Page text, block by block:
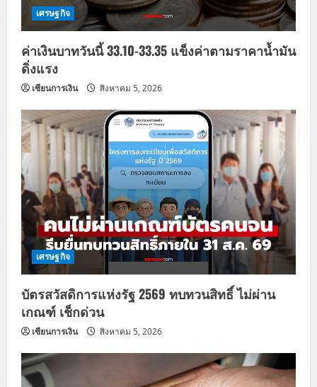
เศรษฐกิจ
ค่าเงินบาทวันนี้ 33.10-33.35 แข็งค่าตามราคาน้ำมัน
ดิ่งแรง
เซียนการเงิน สิงหาคม 5, 2026
เศรษฐกิจ
บัตรสวัสดิการแห่งรัฐ 2569 ทบทวนสิทธิ์ ไม่ผ่าน
เกณฑ์ เช็กด่วน
เซียนการเงิน สิงหาคม 5, 2026